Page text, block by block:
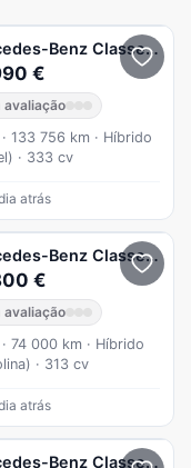
d Coupé 4Matic
Benz Classe GLC
€
avaliação
133 756 km · Híbrido
· 333 cv
atrás
4X4
Benz Classe GLC
€
avaliação
74 000 km · Híbrido
· 313 cv
atrás
de Coupe 4Matic 9G-
Benz Classe GLC